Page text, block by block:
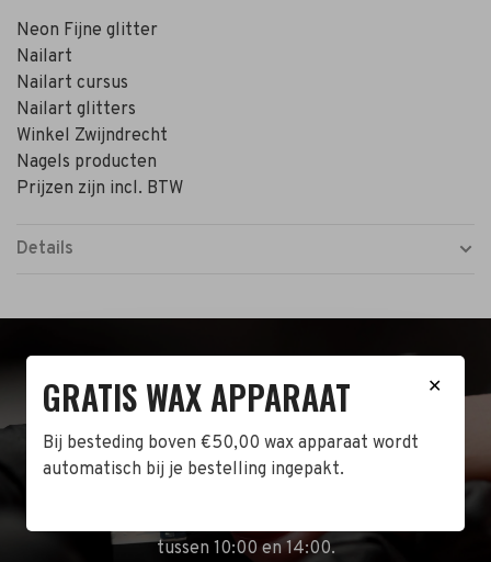
Neon Fijne glitter
Nailart
Nailart cursus
Nailart glitters
Winkel Zwijndrecht
Nagels producten
Prijzen zijn incl. BTW
Details
BEZOEK DE WINKEL!
Naast de online shop hebben wij ook een fysieke
winkel in Zwijndrecht! Het adres is: Antoni van
tussen 10:00 en 14:00.
✕
GRATIS WAX APPARAAT
Bij besteding boven €50,00 wax apparaat wordt
automatisch bij je bestelling ingepakt.